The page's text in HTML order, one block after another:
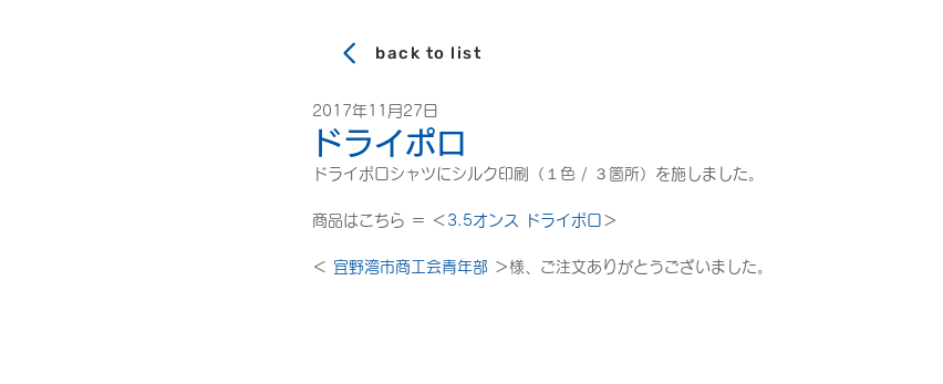
back to list
ドライポロ
2017年11月27日
ドライポロシャツにシルク印刷（１色 / ３箇所）を施しました。
商品はこちら ＝ ＜ 3.5オンス ドライポロ ＞
＜ 宜野湾市商工会青年部 ＞様、ご注文ありがとうございました。